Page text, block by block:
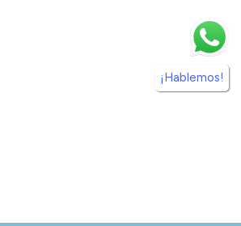
¡Hablemos!